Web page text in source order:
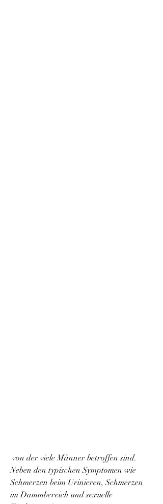
Neben den typischen Symptomen wie
Schmerzen beim Urinieren, Schmerzen
im Dammbereich und sexuelle